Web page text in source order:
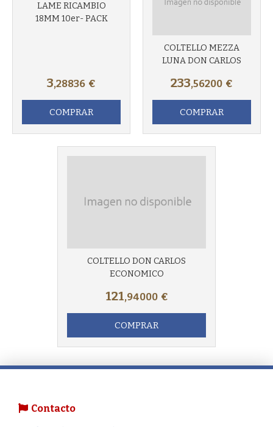
LAME RICAMBIO
18MM 10er- PACK
3,28836 €
COMPRAR
COLTELLO MEZZA
LUNA DON CARLOS
233,56200 €
COMPRAR
COLTELLO DON CARLOS
ECONOMICO
121,94000 €
COMPRAR
Contacto